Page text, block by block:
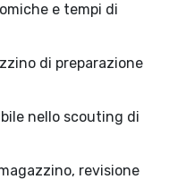
e tempi di
di preparazione
nello scouting di
revisione